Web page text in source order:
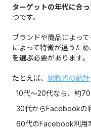
ターゲットの年代に合
つです。
ブランドや商品によっ
によって特徴が違うため
を選ぶ必要があります。
たとえば、 総務省の統計
10代〜20代なら、約
30代からFacebookの
60代のFacebook利用